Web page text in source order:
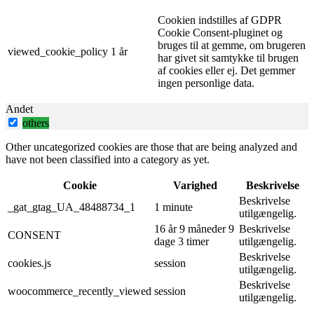
viewed_cookie_policy 1 år
Cookien indstilles af GDPR
Cookie Consent-pluginet og
bruges til at gemme, om brugeren
har givet sit samtykke til brugen
af ​​cookies eller ej. Det gemmer
ingen personlige data.
Andet
others
Other uncategorized cookies are those that are being analyzed and
have not been classified into a category as yet.
Cookie Varighed
Beskrivelse
_gat_gtag_UA_48488734_1
1 minute
Beskrivelse
utilgængelig.
CONSENT
16 år 9 måneder 9
dage 3 timer
Beskrivelse
utilgængelig.
cookies.js
session
Beskrivelse
utilgængelig.
woocommerce_recently_viewed session
Beskrivelse
utilgængelig.